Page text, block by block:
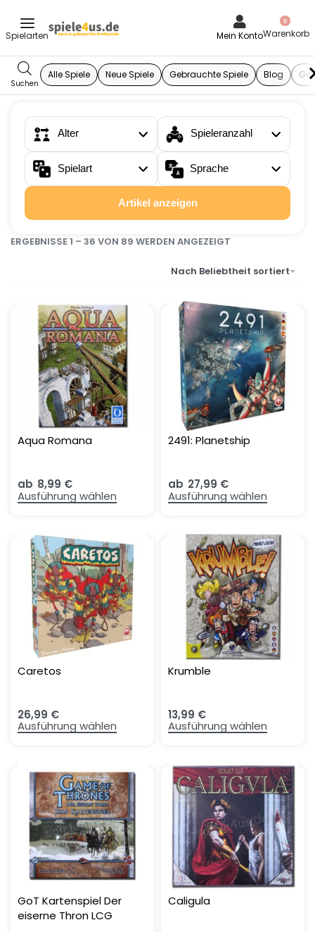
Mein Konto
0
Alle Spiele Neue Spiele Gebrauchte Spiele Blog
Alter Spieleranzahl
Spielart Sprache
Artikel anzeigen
ERGEBNISSE 1 – 36 VON 89 WERDEN ANGEZEIGT
Nach Beliebtheit sortiert
Aqua Romana
ab 8,99 €
Ausführung wählen
2491: Planetship
ab 27,99 €
Ausführung wählen
Caretos
26,99 €
Ausführung wählen
Krumble
13,99 €
Ausführung wählen
GoT Kartenspiel Der
eiserne Thron LCG
Caligula